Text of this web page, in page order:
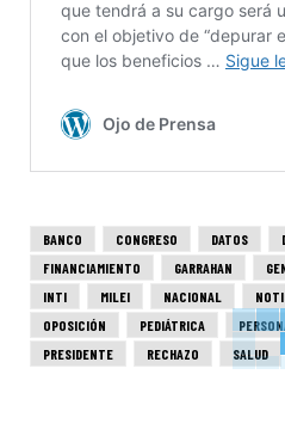
BANCO CONGRESO DATOS
FINANCIAMIENTO
GARRAHAN
INTI
MILEI NACIONAL
OPOSICIÓN
PEDIÁTRICA
PRESIDENTE
RECHAZO SALUD